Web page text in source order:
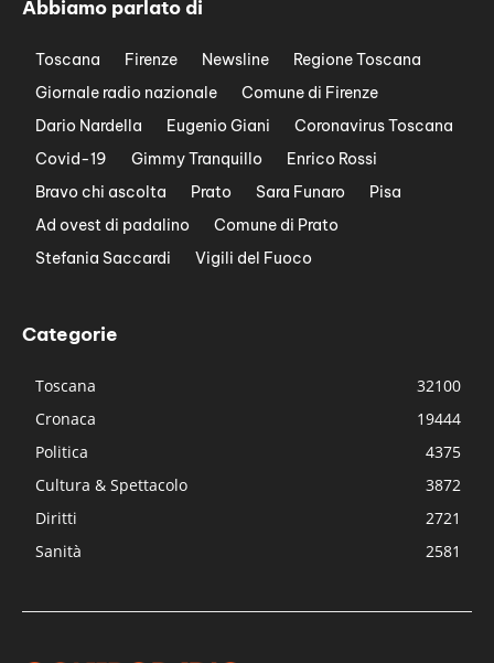
Abbiamo parlato di
Toscana Firenze Newsline
Regione Toscana
Giornale radio nazionale
Comune di Firenze
Dario Nardella
Eugenio Giani
Coronavirus Toscana
Covid-19
Gimmy Tranquillo
Enrico Rossi
Bravo chi ascolta
Prato Sara Funaro
Pisa
Ad ovest di padalino
Comune di Prato
Stefania Saccardi
Vigili del Fuoco
Categorie
Toscana
32100
Cronaca
19444
Politica
4375
Cultura & Spettacolo
3872
Diritti
2721
Sanità
2581